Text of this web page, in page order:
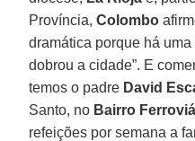
Província,Colombo
dramática porque há
dobrou a cidade”. E
temos o padre David
Santo, no Bairro
refeições por semana a